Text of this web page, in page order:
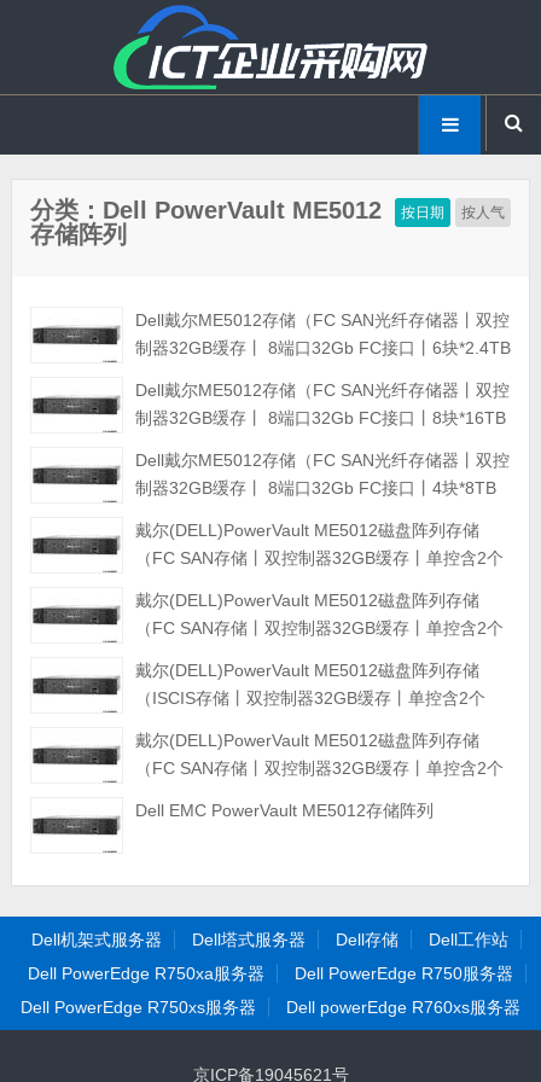
按日期 按人气
分类：Dell PowerVault ME5012
存储阵列
Dell戴尔ME5012存储（FC SAN光纤存储器丨双控
制器32GB缓存丨 8端口32Gb FC接口丨6块*2.4TB
Dell戴尔ME5012存储（FC SAN光纤存储器丨双控
制器32GB缓存丨 8端口32Gb FC接口丨8块*16TB
Dell戴尔ME5012存储（FC SAN光纤存储器丨双控
制器32GB缓存丨 8端口32Gb FC接口丨4块*8TB
戴尔(DELL)PowerVault ME5012磁盘阵列存储
（FC SAN存储丨双控制器32GB缓存丨单控含2个
导轨丨三年保修）
戴尔(DELL)PowerVault ME5012磁盘阵列存储
（FC SAN存储丨双控制器32GB缓存丨单控含2个
导轨丨三年保修）
戴尔(DELL)PowerVault ME5012磁盘阵列存储
（ISCIS存储丨双控制器32GB缓存丨单控含2个
丨三年保修）
戴尔(DELL)PowerVault ME5012磁盘阵列存储
（FC SAN存储丨双控制器32GB缓存丨单控含2个
Dell EMC PowerVault ME5012存储阵列
Dell机架式服务器 Dell塔式服务器 Dell存储
Dell工作站
Dell PowerEdge R750xa服务器
Dell PowerEdge R750服务器
Dell PowerEdge R750xs服务器
Dell powerEdge R760xs服务器
京ICP备19045621号